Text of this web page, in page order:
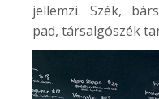
jellemzi. Szék,
pad, társalgószék